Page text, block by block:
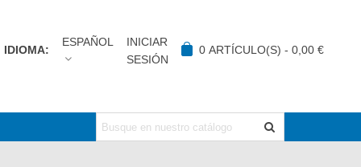
IDIOMA:
ESPAÑOL
INICIAR
SESIÓN
0 ARTÍCULO(S) - 0,00 €